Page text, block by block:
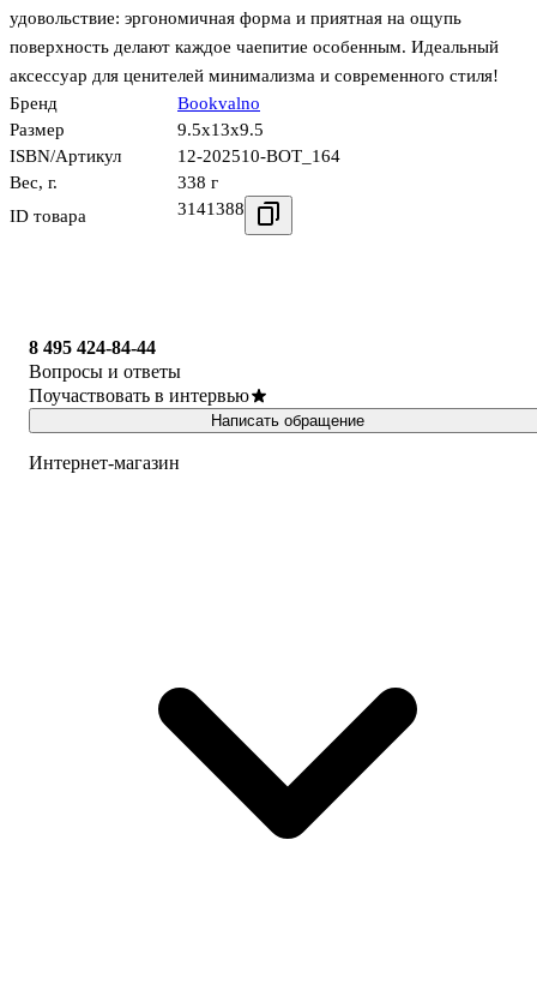
удовольствие: эргономичная форма и приятная на ощупь
поверхность делают каждое чаепитие особенным. Идеальный
аксессуар для ценителей минимализма и современного стиля!
Бренд
Bookvalno
Размер
9.5x13x9.5
ISBN/Артикул
12-202510-BOT_164
Вес, г.
338 г
ID товара
3141388
8 495 424-84-44
Вопросы и ответы
Поучаствовать в интервью
Написать обращение
Интернет-магазин